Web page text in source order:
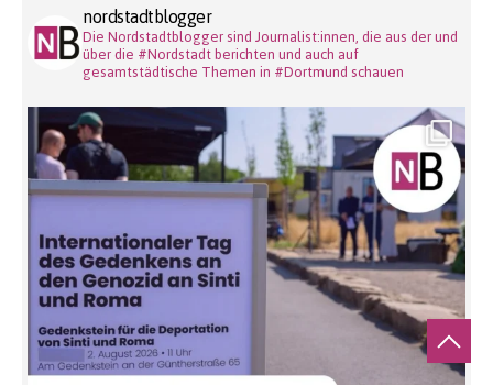
nordstadtblogger
Die Nordstadtblogger sind Journalist:innen, die aus der und
über die #Nordstadt berichten und auch auf
gesamtstädtische Themen in #Dortmund schauen